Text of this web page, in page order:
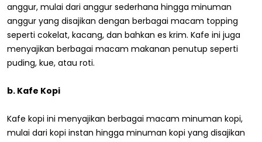
anggur, mulai dari anggur sederhana hingga minuman
anggur yang disajikan dengan berbagai macam topping
seperti cokelat, kacang, dan bahkan es krim. Kafe ini juga
menyajikan berbagai macam makanan penutup seperti
puding, kue, atau roti.
b. Kafe Kopi
Kafe kopi ini menyajikan berbagai macam minuman kopi,
mulai dari kopi instan hingga minuman kopi yang disajikan